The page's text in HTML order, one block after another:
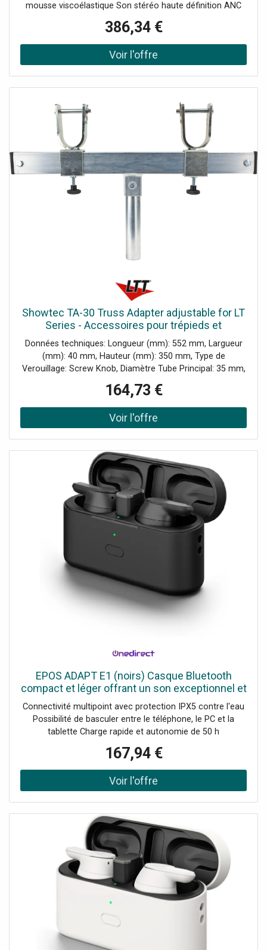
mousse viscoélastique Son stéréo haute définition ANC
Autonomie : jusqu'à 23 heures en conversation Charge
rapide : 1h30 d'autonomie en 15 min Bluetooth multipoint
: 2 connexions simultanées Compatibilité : Teams, Zoom,
Webex etc
386,34 €
Showtec TA-30 Truss Adapter adjustable for LT
Series - Accessoires pour trépieds et
élévateurs
Données techniques: Longueur (mm): 552 mm, Largueur
(mm): 40 mm, Hauteur (mm): 350 mm, Type de
Verouillage: Screw Knob, Diamètre Tube Principal: 35 mm,
Couleur: Chrome
164,73 €
EPOS ADAPT E1 (noirs) Casque Bluetooth
compact et léger offrant un son exceptionnel et
une connectivité polyvalente pour les
professionnels en
Connectivité multipoint avec protection IPX5 contre l'eau
Possibilité de basculer entre le téléphone, le PC et la
tablette Charge rapide et autonomie de 50 h
performances acoustiques Excellente qualité audio pour
les conversations et la musique Hybrid Active Noise
Cancellation (ANC) EPOSIntelligentFit™ : ajustement
confortable et performances acoustiques. Certification
Cisco
167,94 €